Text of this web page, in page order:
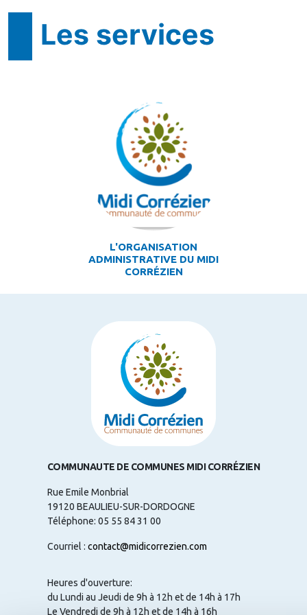
Les services
L'ORGANISATION
ADMINISTRATIVE DU MIDI
CORRÉZIEN
COMMUNAUTE DE COMMUNES MIDI CORRÉZIEN
Rue Emile Monbrial
19120 BEAULIEU-SUR-DORDOGNE
Téléphone: 05 55 84 31 00
Courriel : contact@midicorrezien.com
Heures d'ouverture:
du Lundi au Jeudi de 9h à 12h et de 14h à 17h
Le Vendredi de 9h à 12h et de 14h à 16h